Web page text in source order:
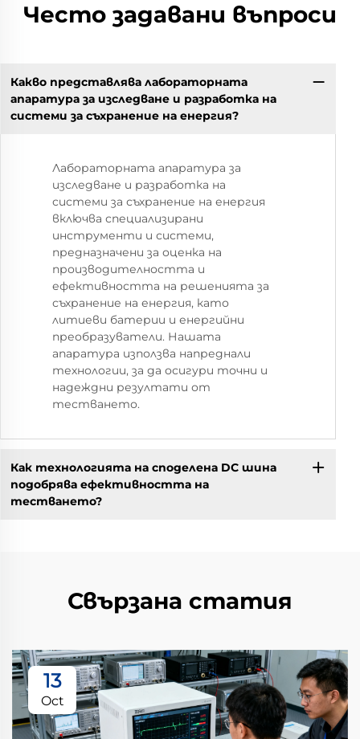
Често задавани въпроси
Какво представлява лабораторната
апаратура за изследване и разработка на
системи за съхранение на енергия?
Лабораторната апаратура за
изследване и разработка на
системи за съхранение на енергия
включва специализирани
инструменти и системи,
предназначени за оценка на
производителността и
ефективността на решенията за
съхранение на енергия, като
литиеви батерии и енергийни
преобразуватели. Нашата
апаратура използва напреднали
технологии, за да осигури точни и
надеждни резултати от
тестването.
Как технологията на споделена DC шина
подобрява ефективността на
тестването?
Свързана статия
13
Oct